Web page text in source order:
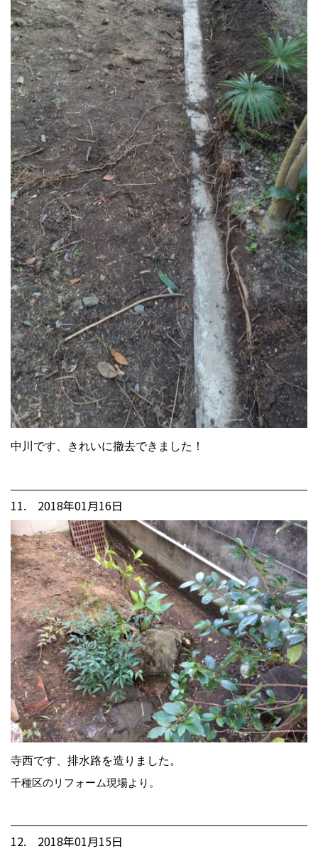
中川です、きれいに撤去できました！
11. 2018年01月16日
寺西です、排水路を造りました。
千種区のリフォーム現場より。
12. 2018年01月15日